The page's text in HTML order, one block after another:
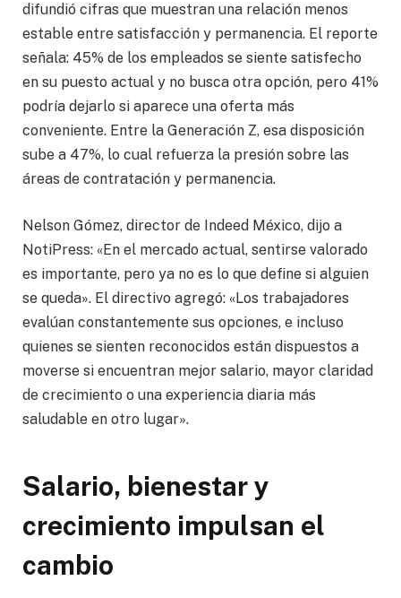
difundió cifras que muestran una relación menos
estable entre satisfacción y permanencia. El reporte
señala: 45% de los empleados se siente satisfecho
en su puesto actual y no busca otra opción, pero 41%
podría dejarlo si aparece una oferta más
conveniente. Entre la Generación Z, esa disposición
sube a 47%, lo cual refuerza la presión sobre las
áreas de contratación y permanencia.
Nelson Gómez, director de Indeed México, dijo a
NotiPress: «En el mercado actual, sentirse valorado
es importante, pero ya no es lo que define si alguien
se queda». El directivo agregó: «Los trabajadores
evalúan constantemente sus opciones, e incluso
quienes se sienten reconocidos están dispuestos a
moverse si encuentran mejor salario, mayor claridad
de crecimiento o una experiencia diaria más
saludable en otro lugar».
Salario, bienestar y
crecimiento impulsan el
cambio